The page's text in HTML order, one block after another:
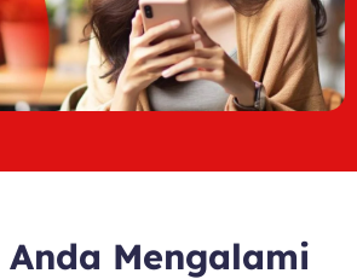
Mengalami